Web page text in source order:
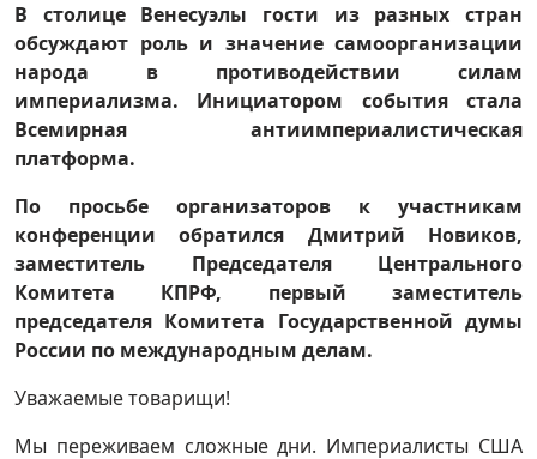
В столице Венесуэлы гости из разных стран
обсуждают роль и значение самоорганизации
народа в противодействии силам
империализма. Инициатором события стала
Всемирная антиимпериалистическая
платформа.
По просьбе организаторов к участникам
конференции обратился Дмитрий Новиков,
заместитель Председателя Центрального
Комитета КПРФ, первый заместитель
председателя Комитета Государственной думы
России по международным делам.
Уважаемые товарищи!
Мы переживаем сложные дни. Империалисты США